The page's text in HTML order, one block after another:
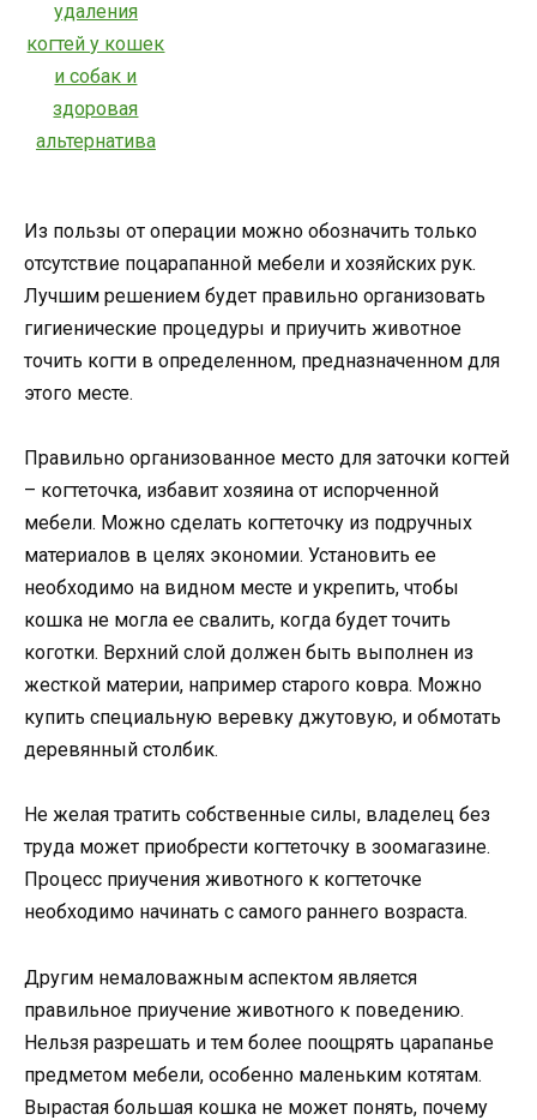
Из пользы от операции можно обозначить только
отсутствие поцарапанной мебели и хозяйских рук.
Лучшим решением будет правильно организовать
гигиенические процедуры и приучить животное
точить когти в определенном, предназначенном для
этого месте.
Правильно организованное место для заточки когтей
– когтеточка, избавит хозяина от испорченной
мебели. Можно сделать когтеточку из подручных
материалов в целях экономии. Установить ее
необходимо на видном месте и укрепить, чтобы
кошка не могла ее свалить, когда будет точить
коготки. Верхний слой должен быть выполнен из
жесткой материи, например старого ковра. Можно
купить специальную веревку джутовую, и обмотать
деревянный столбик.
Не желая тратить собственные силы, владелец без
труда может приобрести когтеточку в зоомагазине.
Процесс приучения животного к когтеточке
необходимо начинать с самого раннего возраста.
Другим немаловажным аспектом является
правильное приучение животного к поведению.
Нельзя разрешать и тем более поощрять царапанье
предметом мебели, особенно маленьким котятам.
Вырастая большая кошка не может понять, почему